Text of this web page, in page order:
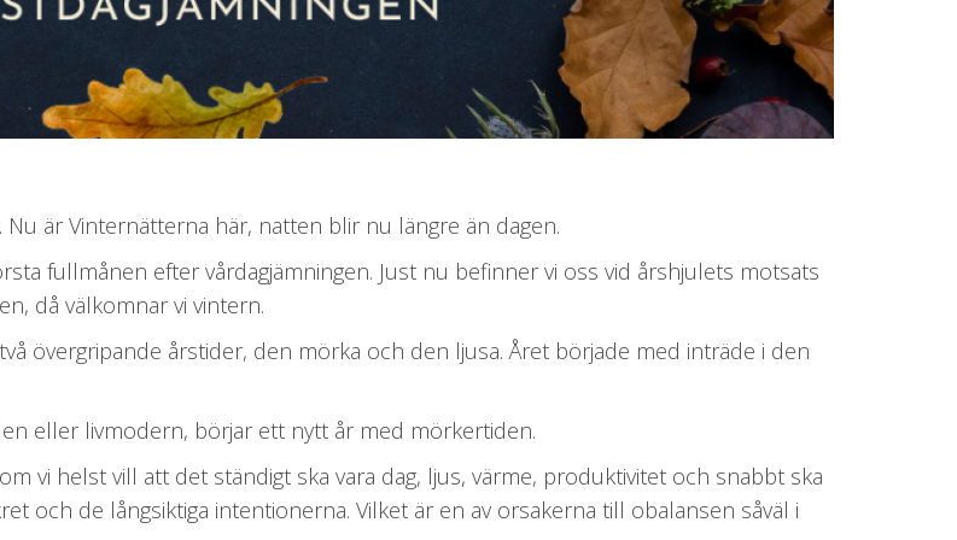
är Vinternätterna här, natten blir nu längre än dagen.
fullmånen efter vårdagjämningen. Just nu befinner vi oss vid årshjulets motsats
då välkomnar vi vintern.
övergripande årstider, den mörka och den ljusa. Året började med inträde i den
eller livmodern, börjar ett nytt år med mörkertiden.
vi helst vill att det ständigt ska vara dag, ljus, värme, produktivitet och snabbt ska
och de långsiktiga intentionerna. Vilket är en av orsakerna till obalansen såväl i